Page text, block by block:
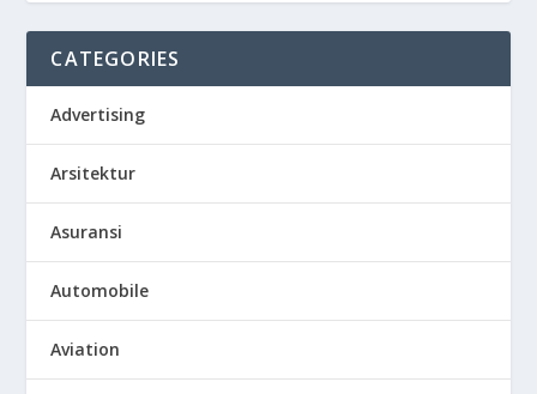
CATEGORIES
Advertising
Arsitektur
Asuransi
Automobile
Aviation